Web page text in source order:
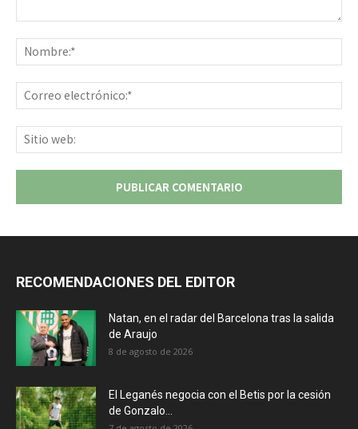
RECOMENDACIONES DEL EDITOR
Natan, en el radar del Barcelona tras la salida
de Araujo
8 de agosto de 2026
El Leganés negocia con el Betis por la cesión
de Gonzalo...